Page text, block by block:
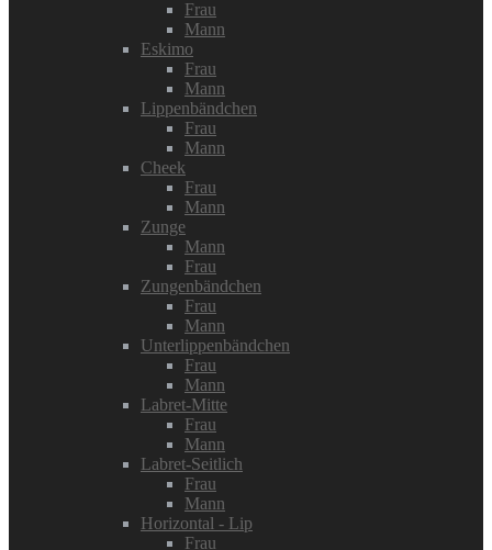
Frau
Mann
Eskimo
Frau
Mann
Lippenbändchen
Frau
Mann
Cheek
Frau
Mann
Zunge
Mann
Frau
Zungenbändchen
Frau
Mann
Unterlippenbändchen
Frau
Mann
Labret-Mitte
Frau
Mann
Labret-Seitlich
Frau
Mann
Horizontal - Lip
Frau